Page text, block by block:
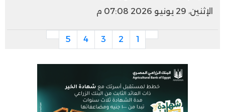
الإثنين، 29 يونيو 2026 07:08 م
1
2
3
4
5